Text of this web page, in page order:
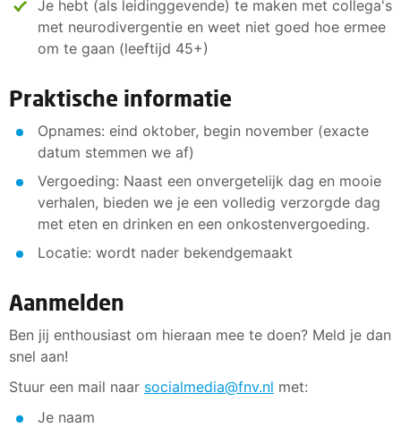
Je hebt (als leidinggevende) te maken met collega's
met neurodivergentie en weet niet goed hoe ermee
om te gaan (leeftijd 45+)
Praktische informatie
Opnames: eind oktober, begin november (exacte
datum stemmen we af)
Vergoeding: Naast een onvergetelijk dag en mooie
verhalen, bieden we je een volledig verzorgde dag
met eten en drinken en een onkostenvergoeding.
Locatie: wordt nader bekendgemaakt
Aanmelden
Ben jij enthousiast om hieraan mee te doen? Meld je dan
snel aan!
Stuur een mail naar socialmedia@fnv.nl met:
Je naam